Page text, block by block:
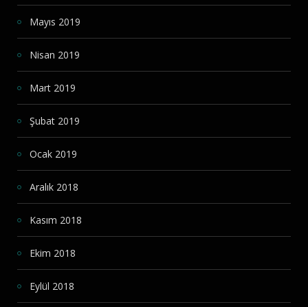
Mayıs 2019
Nisan 2019
Mart 2019
Şubat 2019
Ocak 2019
Aralık 2018
Kasım 2018
Ekim 2018
Eylül 2018